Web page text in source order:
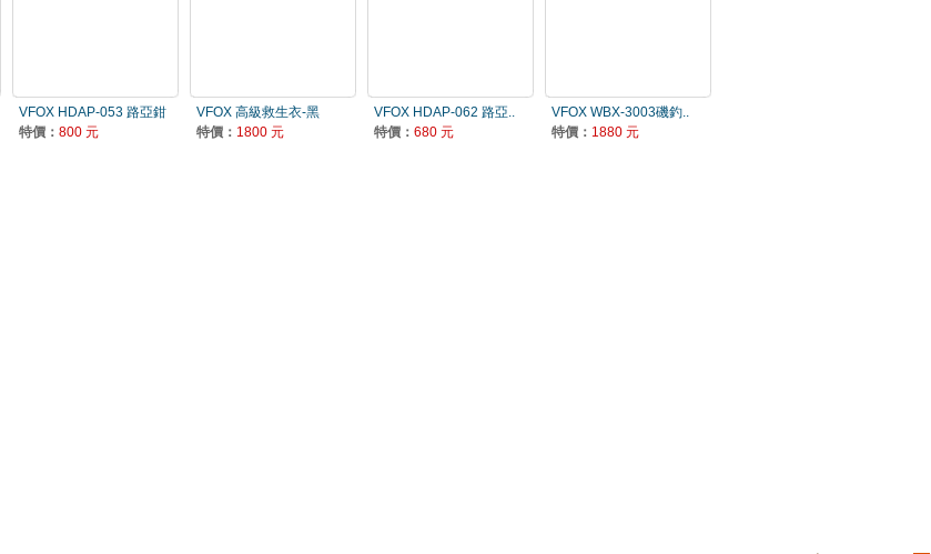
VFOX HDAP-053 路亞鉗
特價： 800 元
VFOX 高級救生衣-黑
特價： 1800 元
VFOX HDAP-062 路亞..
特價： 680 元
VFOX WBX-3003磯釣..
特價： 1880 元